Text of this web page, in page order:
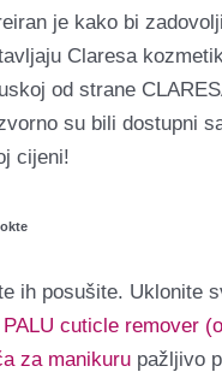
je kako bi
Claresa
od strane
su bili dostupni
cijeni!
ih posušite. Uklonite
PALU cuticle remover
za manikuru pažljivo